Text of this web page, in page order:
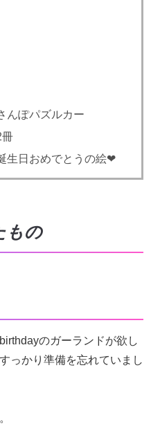
んぽパズルカー
冊
生日おめでとうの絵❤︎
もの
のガーランドが欲し
っかり準備を忘れていまし